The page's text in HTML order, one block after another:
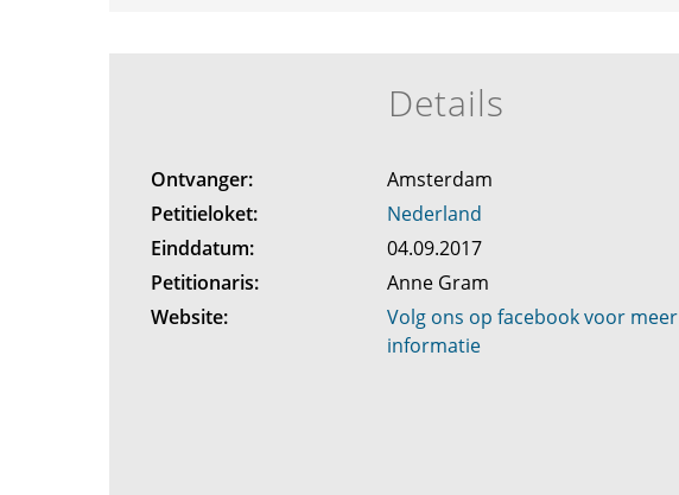
Details
Ontvanger:
Amsterdam
Petitieloket:
Nederland
Einddatum:
04.09.2017
Petitionaris:
Anne Gram
Website:
Volg ons op facebook voor meer
informatie